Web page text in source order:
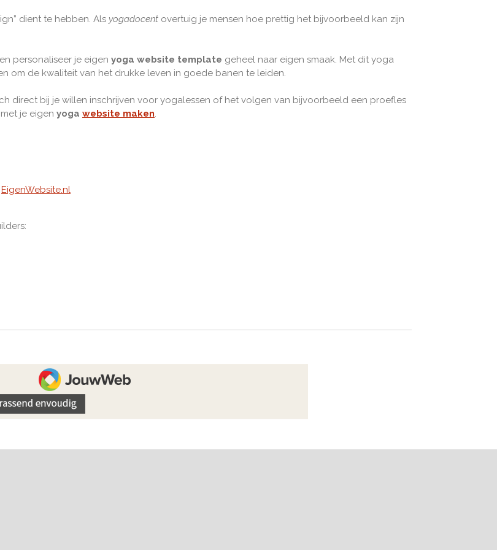
dient te hebben. Als yogadocent overtuig je mensen hoe prettig het bijvoorbeeld kan zijn
personaliseer je eigen yoga website template geheel naar eigen smaak. Met dit yoga
om de kwaliteit van het drukke leven in goede banen te leiden.
direct bij je willen inschrijven voor yogalessen of het volgen van bijvoorbeeld een proefles
je eigen yoga website maken
EigenWebsite.nl